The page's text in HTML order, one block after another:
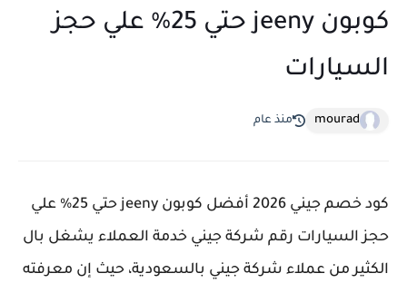
كوبون jeeny حتي 25% علي حجز
السيارات
mourad منذ عام
كود خصم جيني 2026 أفضل كوبون jeeny حتي 25% علي
حجز السيارات رقم شركة جيني خدمة العملاء يشغل بال
الكثير من عملاء شركة جيني بالسعودية، حيث إن معرفته